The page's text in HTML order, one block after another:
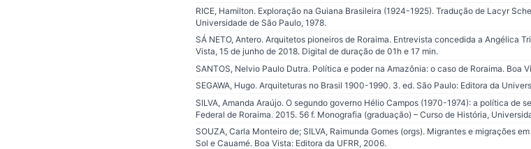
RICE, Hamilton. Exploração na Guiana Brasileira (1924-1925). Tradução de Lacyr
Universidade de São Paulo, 1978.
SÁ NETO, Antero. Arquitetos pioneiros de Roraima. Entrevista concedida a Angélica
Vista, 15 de junho de 2018. Digital de duração de 01h e 17 min.
SANTOS, Nelvio Paulo Dutra. Política e poder na Amazônia: o caso de Roraima. Boa
SEGAWA, Hugo. Arquiteturas no Brasil 1900-1990. 3. ed. São Paulo: Editora da
SILVA, Amanda Araújo. O segundo governo Hélio Campos (1970-1974): a política de
Federal de Roraima. 2015. 56 f. Monografia (graduação) – Curso de História,
SOUZA, Carla Monteiro de; SILVA, Raimunda Gomes (orgs). Migrantes e migrações
Sol e Cauamé. Boa Vista: Editora da UFRR, 2006.